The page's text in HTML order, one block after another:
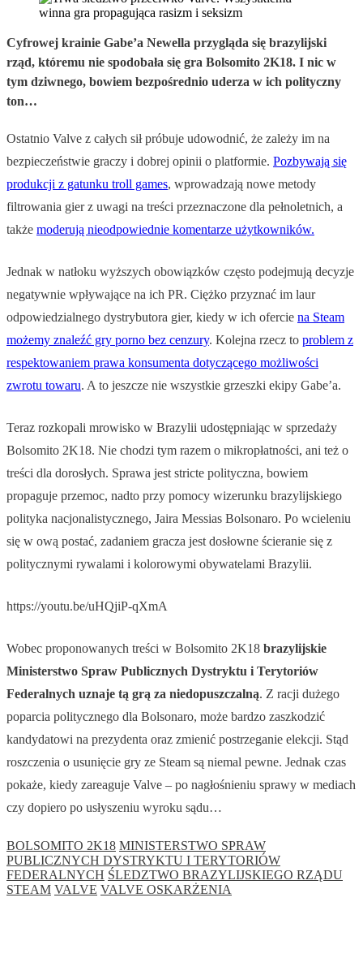
Cyfrowej krainie Gabe’a Newella przygląda się brazylijski
rząd, któremu nie spodobała się gra Bolsomito 2K18. I nic w
tym dziwnego, bowiem bezpośrednio uderza w ich polityczny
ton…
Ostatnio Valve z całych sił próbuje udowodnić, że zależy im na
bezpieczeństwie graczy i dobrej opinii o platformie. Pozbywają się
produkcji z gatunku troll games, wprowadzają nowe metody
filtrowania gier z uwagi na treści przeznaczone dla pełnoletnich, a
także moderują nieodpowiednie komentarze użytkowników.
Jednak w natłoku wyższych obowiązków często podejmują decyzje
negatywnie wpływające na ich PR. Ciężko przyznać im laur
odpowiedzialnego dystrybutora gier, kiedy w ich ofercie na Steam
możemy znaleźć gry porno bez cenzury. Kolejna rzecz to problem z
respektowaniem prawa konsumenta dotyczącego możliwości
zwrotu towaru. A to jeszcze nie wszystkie grzeszki ekipy Gabe’a.
Teraz rozkopali mrowisko w Brazylii udostępniając w sprzedaży
Bolsomito 2K18. Nie chodzi tym razem o mikropłatności, ani też o
treści dla dorosłych. Sprawa jest stricte polityczna, bowiem
propaguje przemoc, nadto przy pomocy wizerunku brazylijskiego
polityka nacjonalistycznego, Jaira Messias Bolsonaro. Po wcieleniu
się w ową postać, zadaniem gracza jest dosłowne ścieranie się z
politycznymi rywalami i kolorowymi obywatelami Brazylii.
https://youtu.be/uHQjiP-qXmA
Wobec proponowanych treści w Bolsomito 2K18 brazylijskie
Ministerstwo Spraw Publicznych Dystryktu i Terytoriów
Federalnych uznaje tą grą za niedopuszczalną. Z racji dużego
poparcia politycznego dla Bolsonaro, może bardzo zaszkodzić
kandydatowi na prezydenta oraz zmienić postrzeganie elekcji. Stąd
roszczenia o usunięcie gry ze Steam są niemal pewne. Jednak czas
pokaże, kiedy zareaguje Valve – po nagłośnieniu sprawy w mediach
czy dopiero po usłyszeniu wyroku sądu…
BOLSOMITO 2K18 MINISTERSTWO SPRAW
PUBLICZNYCH DYSTRYKTU I TERYTORIÓW
FEDERALNYCH ŚLEDZTWO BRAZYLIJSKIEGO RZĄDU
STEAM VALVE VALVE OSKARŻENIA